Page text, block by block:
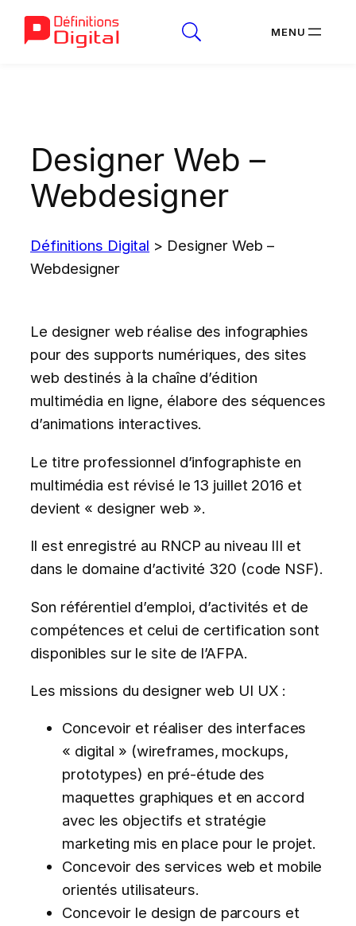
Designer Web –
Webdesigner
Définitions Digital > Designer Web –
Webdesigner
Le designer web réalise des infographies
pour des supports numériques, des sites
web destinés à la chaîne d’édition
multimédia en ligne, élabore des séquences
d’animations interactives.
Le titre professionnel d’infographiste en
multimédia est révisé le 13 juillet 2016 et
devient « designer web ».
Il est enregistré au RNCP au niveau III et
dans le domaine d’activité 320 (code NSF).
Son référentiel d’emploi, d’activités et de
compétences et celui de certification sont
disponibles sur le site de l’AFPA.
Les missions du designer web UI UX :
Concevoir et réaliser des interfaces
« digital » (wireframes, mockups,
prototypes) en pré-étude des
maquettes graphiques et en accord
avec les objectifs et stratégie
marketing mis en place pour le projet.
Concevoir des services web et mobile
orientés utilisateurs.
Concevoir le design de parcours et